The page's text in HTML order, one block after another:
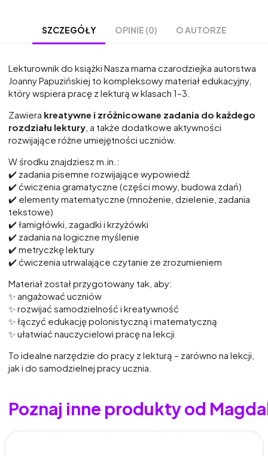
SZCZEGÓŁY OPINIE (0) O AUTORZE
Lekturownik do książki Nasza mama czarodziejka autorstwa
Joanny Papuzińskiej to kompleksowy materiał edukacyjny,
który wspiera pracę z lekturą w klasach 1–3.
Zawiera kreatywne i zróżnicowane zadania do każdego
rozdziału lektury , a także dodatkowe aktywności
rozwijające różne umiejętności uczniów.
W środku znajdziesz m.in.:
✔️ zadania pisemne rozwijające wypowiedź
✔️ ćwiczenia gramatyczne (części mowy, budowa zdań)
✔️ elementy matematyczne (mnożenie, dzielenie, zadania
tekstowe)
✔️ łamigłówki, zagadki i krzyżówki
✔️ zadania na logiczne myślenie
✔️ metryczkę lektury
✔️ ćwiczenia utrwalające czytanie ze zrozumieniem
Materiał został przygotowany tak, aby:
✨ angażować uczniów
✨ rozwijać samodzielność i kreatywność
✨ łączyć edukację polonistyczną i matematyczną
✨ ułatwiać nauczycielowi pracę na lekcji
To idealne narzędzie do pracy z lekturą – zarówno na lekcji,
jak i do samodzielnej pracy ucznia.
Poznaj inne produkty od